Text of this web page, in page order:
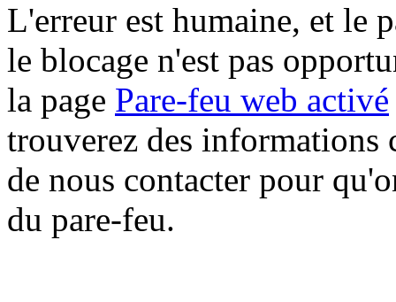
L'erreur est humaine, et le
le blocage n'est pas
la page Pare-feu web activé
trouverez des informations
de nous contacter pour
du pare-feu.